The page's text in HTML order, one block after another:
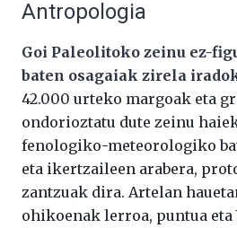
Antropologia
Goi Paleolitoko zeinu ez-
baten osagaiak zirela
42.000 urteko margoak eta
ondorioztatu dute zeinu
fenologiko-meteorologiko
eta ikertzaileen arabera,
zantzuak dira. Artelan
ohikoenak lerroa, puntua eta